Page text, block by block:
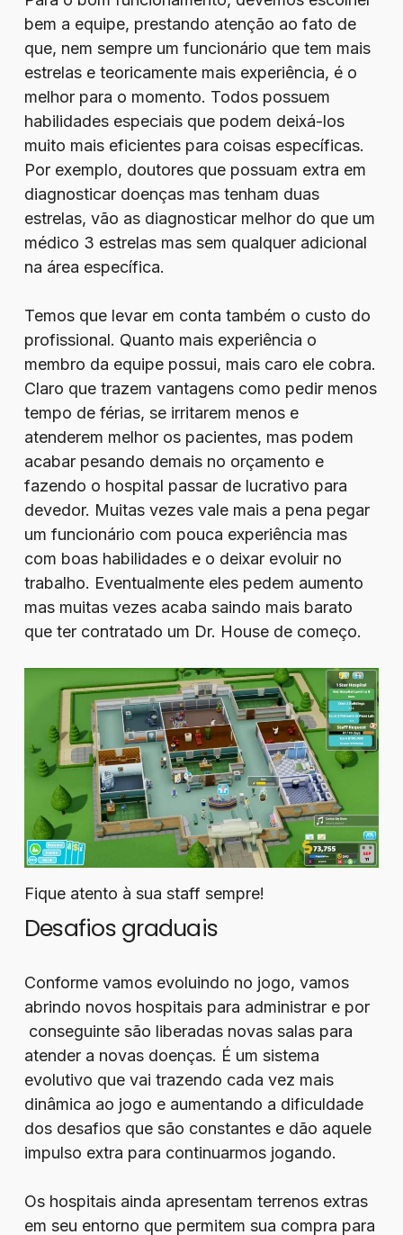
bem a equipe, prestando atenção ao fato de
que, nem sempre um funcionário que tem mais
estrelas e teoricamente mais experiência, é o
melhor para o momento. Todos possuem
habilidades especiais que podem deixá-los
muito mais eficientes para coisas específicas.
Por exemplo, doutores que possuam extra em
diagnosticar doenças mas tenham duas
estrelas, vão as diagnosticar melhor do que um
médico 3 estrelas mas sem qualquer adicional
na área específica.
Temos que levar em conta também o custo do
profissional. Quanto mais experiência o
membro da equipe possui, mais caro ele cobra.
Claro que trazem vantagens como pedir menos
tempo de férias, se irritarem menos e
atenderem melhor os pacientes, mas podem
acabar pesando demais no orçamento e
fazendo o hospital passar de lucrativo para
devedor. Muitas vezes vale mais a pena pegar
um funcionário com pouca experiência mas
com boas habilidades e o deixar evoluir no
trabalho. Eventualmente eles pedem aumento
mas muitas vezes acaba saindo mais barato
que ter contratado um Dr. House de começo.
Fique atento à sua staff sempre!
Desafios graduais
Conforme vamos evoluindo no jogo, vamos
abrindo novos hospitais para administrar e por
conseguinte são liberadas novas salas para
atender a novas doenças. É um sistema
evolutivo que vai trazendo cada vez mais
dinâmica ao jogo e aumentando a dificuldade
dos desafios que são constantes e dão aquele
impulso extra para continuarmos jogando.
Os hospitais ainda apresentam terrenos extras
em seu entorno que permitem sua compra para